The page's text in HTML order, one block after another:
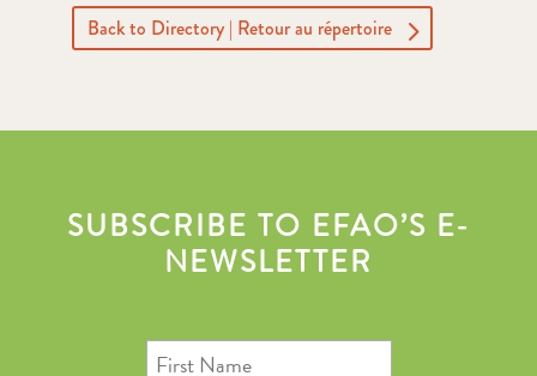
Back to Directory | Retour au répertoire
SUBSCRIBE TO EFAO’S E-
NEWSLETTER